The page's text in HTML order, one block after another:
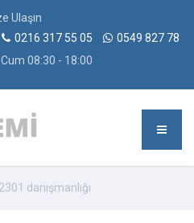
Ulaşın
0216 317 55 05
0549 827 78
08:30 - 18:00
danışmanlığı